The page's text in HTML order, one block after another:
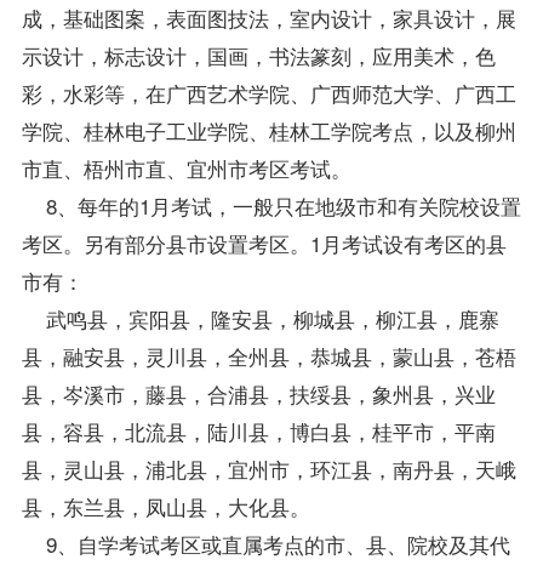
成，基础图案，表面图技法，室内设计，家具设计，展
示设计，标志设计，国画，书法篆刻，应用美术，色
彩，水彩等，在广西艺术学院、广西师范大学、广西工
学院、桂林电子工业学院、桂林工学院考点，以及柳州
市直、梧州市直、宜州市考区考试。
8、每年的1月考试，一般只在地级市和有关院校设置
考区。另有部分县市设置考区。1月考试设有考区的县
市有：
武鸣县，宾阳县，隆安县，柳城县，柳江县，鹿寨
县，融安县，灵川县，全州县，恭城县，蒙山县，苍梧
县，岑溪市，藤县，合浦县，扶绥县，象州县，兴业
县，容县，北流县，陆川县，博白县，桂平市，平南
县，灵山县，浦北县，宜州市，环江县，南丹县，天峨
县，东兰县，凤山县，大化县。
9、自学考试考区或直属考点的市、县、院校及其代